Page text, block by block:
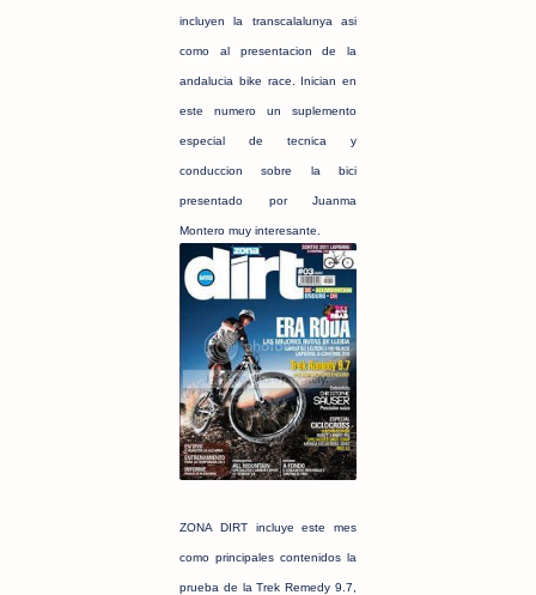
incluyen la transcalalunya asi
como al presentacion de la
andalucia bike race. Inician en
este numero un suplemento
especial de tecnica y
conduccion sobre la bici
presentado por Juanma
Montero muy interesante.
ZONA DIRT incluye este mes
como principales contenidos la
prueba de la Trek Remedy 9.7,